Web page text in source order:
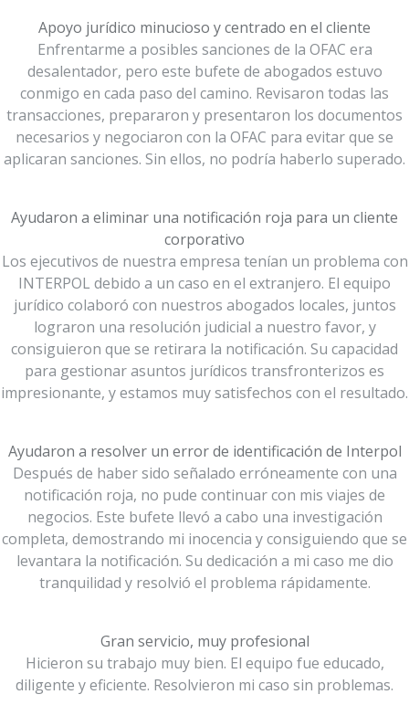
Apoyo jurídico minucioso y centrado en el cliente
Enfrentarme a posibles sanciones de la OFAC era
desalentador, pero este bufete de abogados estuvo
conmigo en cada paso del camino. Revisaron todas las
transacciones, prepararon y presentaron los documentos
necesarios y negociaron con la OFAC para evitar que se
aplicaran sanciones. Sin ellos, no podría haberlo superado.
Ayudaron a eliminar una notificación roja para un cliente
corporativo
Los ejecutivos de nuestra empresa tenían un problema con
INTERPOL debido a un caso en el extranjero. El equipo
jurídico colaboró con nuestros abogados locales, juntos
lograron una resolución judicial a nuestro favor, y
consiguieron que se retirara la notificación. Su capacidad
para gestionar asuntos jurídicos transfronterizos es
impresionante, y estamos muy satisfechos con el resultado.
Ayudaron a resolver un error de identificación de Interpol
Después de haber sido señalado erróneamente con una
notificación roja, no pude continuar con mis viajes de
negocios. Este bufete llevó a cabo una investigación
completa, demostrando mi inocencia y consiguiendo que se
levantara la notificación. Su dedicación a mi caso me dio
tranquilidad y resolvió el problema rápidamente.
Gran servicio, muy profesional
Hicieron su trabajo muy bien. El equipo fue educado,
diligente y eficiente. Resolvieron mi caso sin problemas.